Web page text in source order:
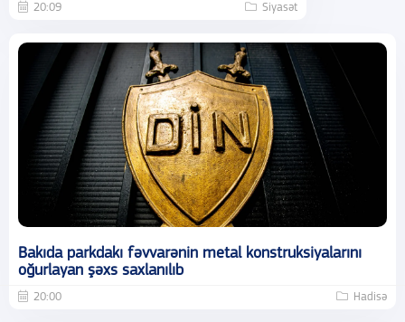
20:09 Siyasət
Bakıda parkdakı fəvvarənin metal konstruksiyalarını
oğurlayan şəxs saxlanılıb
20:00 Hadisə